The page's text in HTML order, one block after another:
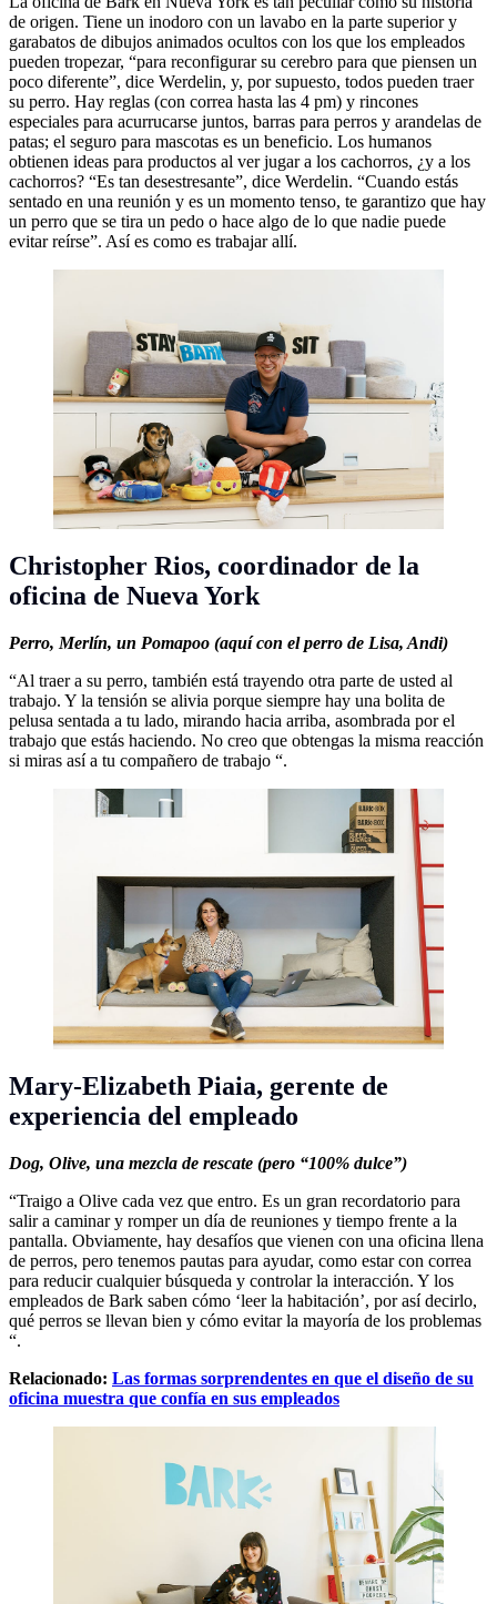
de origen. Tiene un inodoro con un lavabo en la parte superior y
garabatos de dibujos animados ocultos con los que los empleados
pueden tropezar, “para reconfigurar su cerebro para que piensen un
poco diferente”, dice Werdelin, y, por supuesto, todos pueden traer
su perro. Hay reglas (con correa hasta las 4 pm) y rincones
especiales para acurrucarse juntos, barras para perros y arandelas de
patas; el seguro para mascotas es un beneficio. Los humanos
obtienen ideas para productos al ver jugar a los cachorros, ¿y a los
cachorros? “Es tan desestresante”, dice Werdelin. “Cuando estás
sentado en una reunión y es un momento tenso, te garantizo que hay
un perro que se tira un pedo o hace algo de lo que nadie puede
evitar reírse”. Así es como es trabajar allí.
Christopher Rios, coordinador de la
oficina de Nueva York
Perro, Merlín, un Pomapoo (aquí con el perro de Lisa, Andi)
“Al traer a su perro, también está trayendo otra parte de usted al
trabajo. Y la tensión se alivia porque siempre hay una bolita de
pelusa sentada a tu lado, mirando hacia arriba, asombrada por el
trabajo que estás haciendo. No creo que obtengas la misma reacción
si miras así a tu compañero de trabajo “.
Mary-Elizabeth Piaia, gerente de
experiencia del empleado
Dog, Olive, una mezcla de rescate (pero “100% dulce”)
“Traigo a Olive cada vez que entro. Es un gran recordatorio para
salir a caminar y romper un día de reuniones y tiempo frente a la
pantalla. Obviamente, hay desafíos que vienen con una oficina llena
de perros, pero tenemos pautas para ayudar, como estar con correa
para reducir cualquier búsqueda y controlar la interacción. Y los
empleados de Bark saben cómo ‘leer la habitación’, por así decirlo,
qué perros se llevan bien y cómo evitar la mayoría de los problemas
“.
Relacionado: Las formas sorprendentes en que el diseño de su
oficina muestra que confía en sus empleados